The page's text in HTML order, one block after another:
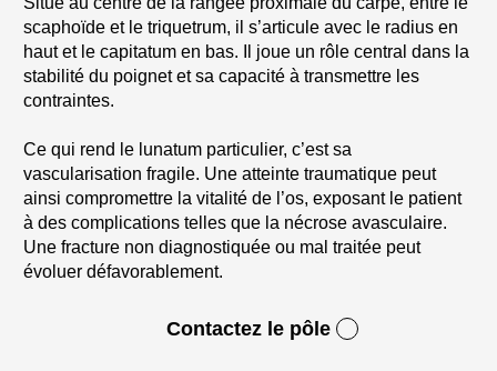
scaphoïde et le triquetrum, il s’articule avec le radius en
haut et le capitatum en bas. Il joue un rôle central dans la
stabilité du poignet et sa capacité à transmettre les
contraintes.
Ce qui rend le lunatum particulier, c’est sa
vascularisation fragile. Une atteinte traumatique peut
ainsi compromettre la vitalité de l’os, exposant le patient
à des complications telles que la nécrose avasculaire.
Une fracture non diagnostiquée ou mal traitée peut
évoluer défavorablement.
Contactez le pôle